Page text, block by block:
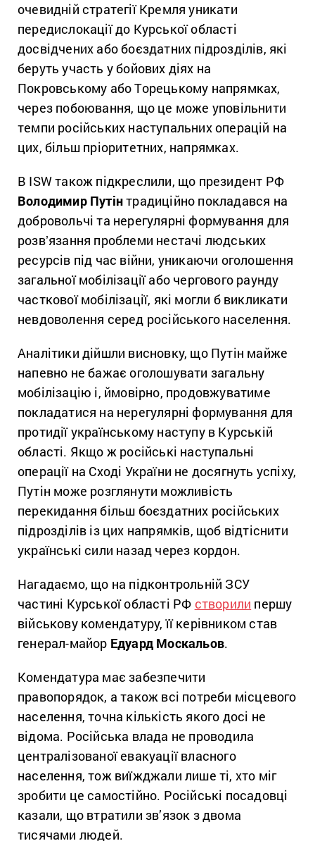
очевидній стратегії Кремля уникати
передислокації до Курської області
досвідчених або боєздатних підрозділів, які
беруть участь у бойових діях на
Покровському або Торецькому напрямках,
через побоювання, що це може уповільнити
темпи російських наступальних операцій на
цих, більш пріоритетних, напрямках.
В ISW також підкреслили, що президент РФ
Володимир Путінтрадиційно покладався на
добровольчі та нерегулярні формування для
розвʼязання проблеми нестачі людських
ресурсів під час війни, уникаючи оголошення
загальної мобілізації або чергового раунду
часткової мобілізації, які могли б викликати
невдоволення серед російського населення.
Аналітики дійшли висновку, що Путін майже
напевно не бажає оголошувати загальну
мобілізацію і, ймовірно, продовжуватиме
покладатися на нерегулярні формування для
протидії українському наступу в Курській
області. Якщо ж російські наступальні
операції на Сході України не досягнуть успіху,
Путін може розглянути можливість
перекидання більш боєздатних російських
підрозділів із цих напрямків, щоб відтіснити
українські сили назад через кордон.
Нагадаємо, що на підконтрольній ЗСУ
частині Курської області РФ створили першу
військову комендатуру, її керівником став
генерал-майор Едуард Москальов.
Комендатура має забезпечити
правопорядок, а також всі потреби місцевого
населення, точна кількість якого досі не
відома. Російська влада не проводила
централізованої евакуації власного
населення, тож виїжджали лише ті, хто міг
зробити це самостійно. Російські посадовці
казали, що втратили зв’язок з двома
тисячами людей.